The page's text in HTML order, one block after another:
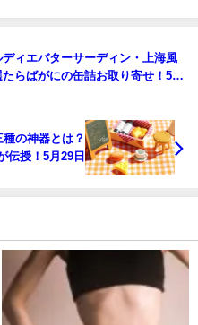
ディエバターサーディン・上海風
らばがにの缶詰お取り寄せ！5月
種の神器とは？
伝授！5月29日